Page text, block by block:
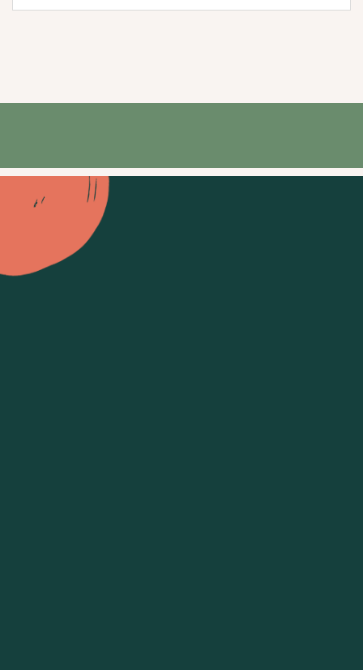
Lass uns
miteinander handeln